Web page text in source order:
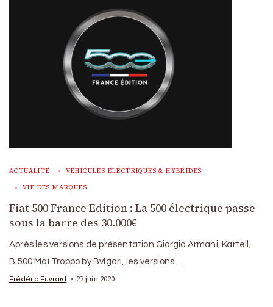
ACTUALITÉ VÉHICULES ÉLECTRIQUES & HYBRIDES
VIE DES MARQUES
Fiat 500 France Edition : La 500 électrique passe
sous la barre des 30.000€
Après les versions de présentation Giorgio Armani, Kartell,
B.500 Mai Troppo by Bvlgari, les versions …
Frédéric Euvrard 27 juin 2020